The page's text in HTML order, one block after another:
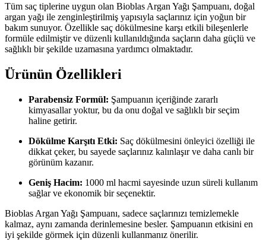
Tüm saç tiplerine uygun olan Bioblas Argan Yağı Şampuanı, doğal
argan yağı ile zenginleştirilmiş yapısıyla saçlarınız için yoğun bir
bakım sunuyor. Özellikle saç dökülmesine karşı etkili bileşenlerle
formüle edilmiştir ve düzenli kullanıldığında saçların daha güçlü ve
sağlıklı bir şekilde uzamasına yardımcı olmaktadır.
Ürünün Özellikleri
Parabensiz Formül: Şampuanın içeriğinde zararlı
kimyasallar yoktur, bu da onu doğal ve sağlıklı bir seçim
haline getirir.
Dökülme Karşıtı Etki: Saç dökülmesini önleyici özelliği ile
dikkat çeker, bu sayede saçlarınız kalınlaşır ve daha canlı bir
görünüm kazanır.
Geniş Hacim: 1000 ml hacmi sayesinde uzun süreli kullanım
sağlar ve ekonomik bir seçenektir.
Bioblas Argan Yağı Şampuanı, sadece saçlarınızı temizlemekle
kalmaz, aynı zamanda derinlemesine besler. Şampuanın etkisini en
iyi şekilde görmek için düzenli kullanmanız önerilir.